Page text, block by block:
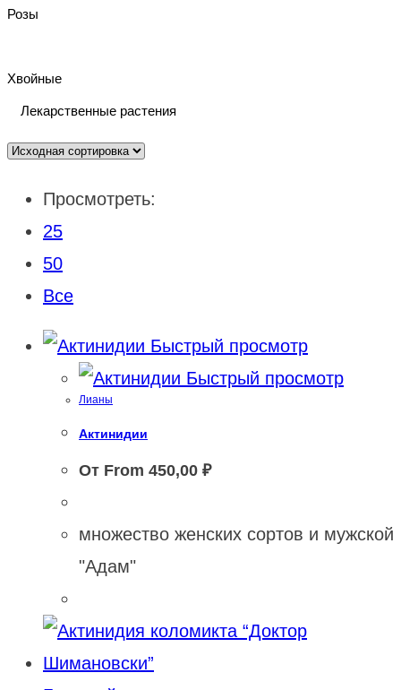
Розы
Хвойные
Лекарственные растения
Просмотреть:
25
50
Все
Быстрый просмотр
Быстрый просмотр
Лианы
Актинидии
От From 450,00 ₽
множество женских сортов и мужской
"Адам"
товар
имеет
Этот
товар